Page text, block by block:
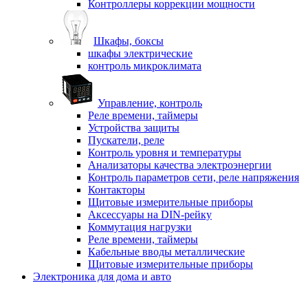
Контроллеры коррекции мощности
Шкафы, боксы
шкафы электрические
контроль микроклимата
Управление, контроль
Реле времени, таймеры
Устройства защиты
Пускатели, реле
Контроль уровня и температуры
Анализаторы качества электроэнергии
Контроль параметров сети, реле напряжения
Контакторы
Щитовые измерительные приборы
Аксессуары на DIN-рейку
Коммутация нагрузки
Реле времени, таймеры
Кабельные вводы металлические
Щитовые измерительные приборы
Электроника для дома и авто